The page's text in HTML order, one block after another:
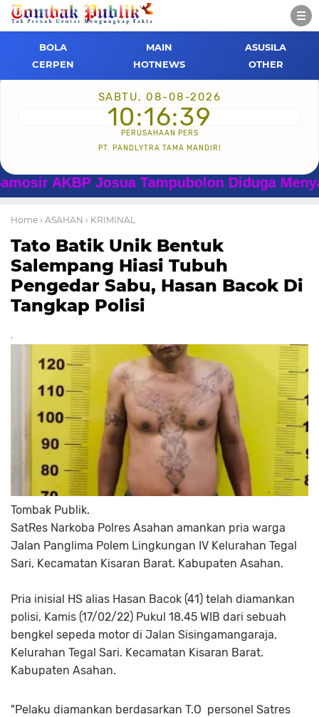
BOLA MAIN
ASUSILA
CERPEN
HOTNEWS OTHER
SABTU, 08-08-2026
10:16:40
PERUSAHAAN PERS
PT. PANDLYTRA TAMA MANDIRI
AKBP Josua Tampubolon Diduga
Home › ASAHAN › KRIMINAL
Tato Batik Unik Bentuk
Salempang Hiasi Tubuh
Pengedar Sabu, Hasan Bacok Di
Tangkap Polisi
Tombak Publik.
SatRes Narkoba Polres Asahan amankan pria warga
Jalan Panglima Polem Lingkungan IV Kelurahan Tegal
Sari, Kecamatan Kisaran Barat. Kabupaten Asahan.
Pria inisial HS alias Hasan Bacok (41) telah diamankan
polisi, Kamis (17/02/22) Pukul 18.45 WIB dari sebuah
bengkel sepeda motor di Jalan Sisingamangaraja,
Kelurahan Tegal Sari. Kecamatan Kisaran Barat.
Kabupaten Asahan.
"Pelaku diamankan berdasarkan T.O personel Satres